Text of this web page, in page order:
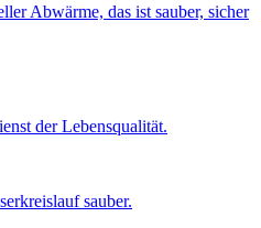
Abwärme, das ist sauber, sicher
der Lebensqualität.
sauber.